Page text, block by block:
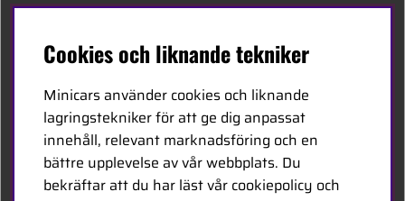
Bli återförsäljare
Bli leverantör
Jobba hos oss
Cookies och liknande tekniker
Minicars använder cookies och liknande
lagringstekniker för att ge dig anpassat
innehåll, relevant marknadsföring och en
bättre upplevelse av vår webbplats. Du
bekräftar att du har läst vår cookiepolicy och